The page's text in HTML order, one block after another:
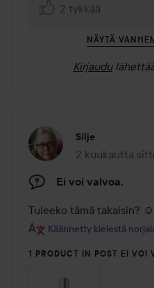
2 tykkää
NÄYTÄ
Kirjaudu
Silje
2 kuukautta
Viesti luotiin 2
Ei voi valvoa.
Tuleeko tämä takaisin? ☺️
Käännetty kielestä
1 PRODUCT IN POST EI VOI